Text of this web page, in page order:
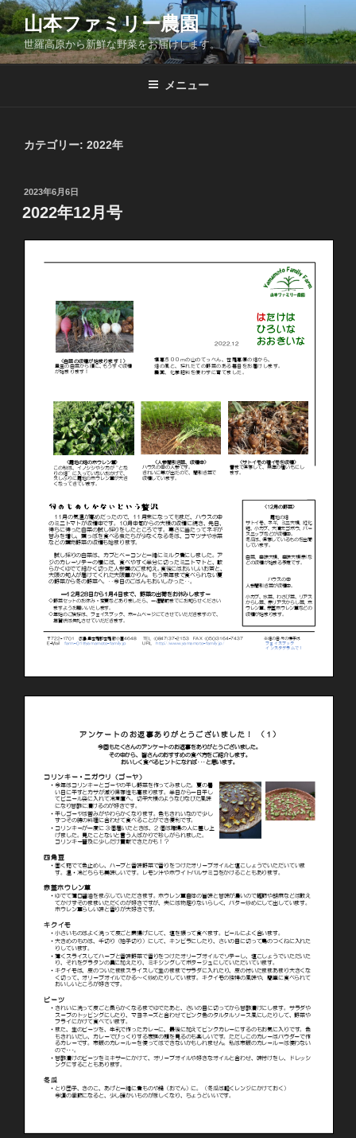
コ
ン
テ
ン
山本ファミリー農園
世羅高原から新鮮な野菜をお届けします。
メニュー
カテゴリー: 2022年
投
稿
日:
2023年6月6日
2022年12月号